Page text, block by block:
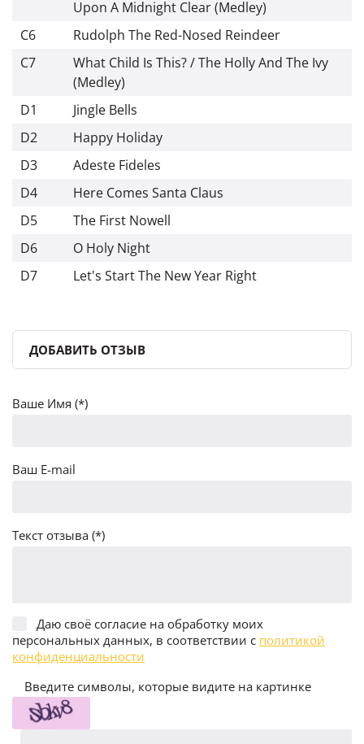
Upon A Midnight Clear (Medley)
C6
Rudolph The Red-Nosed Reindeer
C7
What Child Is This? / The Holly And The Ivy
(Medley)
D1
Jingle Bells
D2
Happy Holiday
D3
Adeste Fideles
D4
Here Comes Santa Claus
D5
The First Nowell
D6
O Holy Night
D7
Let's Start The New Year Right
ДОБАВИТЬ ОТЗЫВ
Ваше Имя (*)
Ваш E-mail
Текст отзыва (*)
Даю своё согласие на обработку моих
персональных данных, в соответствии с политикой
конфиденциальности
Введите символы, которые видите на картинке